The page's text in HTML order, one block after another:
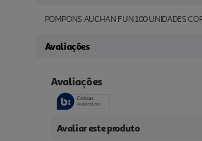
POMPONS AUCHAN FUN 100 UNIDADES
Avaliações